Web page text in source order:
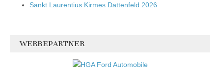
Sankt Laurentius Kirmes Dattenfeld 2026
WERBEPARTNER